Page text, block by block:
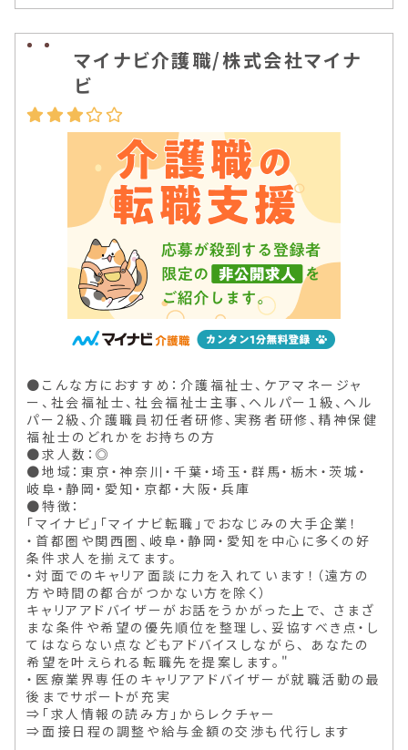
マイナビ介護職/株式会社マイナ
ビ
●こんな方におすすめ：介護福祉士、ケアマネージャ
ー、社会福祉士、社会福祉士主事、ヘルパー１級、ヘル
パー2級、介護職員初任者研修、実務者研修、精神保健
福祉士のどれかをお持ちの方
●求人数：◎
●地域：東京・神奈川・千葉・埼玉・群馬・栃木・茨城・
岐阜・静岡・愛知・京都・大阪・兵庫
●特徴：
「マイナビ」「マイナビ転職」でおなじみの大手企業！
・首都圏や関西圏、岐阜・静岡・愛知を中心に多くの好
条件求人を揃えてます。
・対面でのキャリア面談に力を入れています！（遠方の
方や時間の都合がつかない方を除く）
キャリアアドバイザーがお話をうかがった上で、 さまざ
まな条件や希望の優先順位を整理し、妥協すべき点・し
てはならない点などもアドバイスしながら、 あなたの
希望を叶えられる転職先を提案します。"
・医療業界専任のキャリアアドバイザーが就職活動の最
後までサポートが充実
⇒「求人情報の読み方」からレクチャー
⇒面接日程の調整や給与金額の交渉も代行します